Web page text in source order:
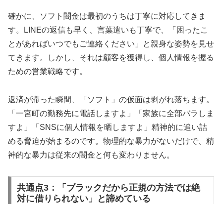
確かに、ソフト闇金は最初のうちは丁寧に対応してきま
す。LINEの返信も早く、言葉遣いも丁寧で、「困ったこ
とがあればいつでもご連絡ください」と親身な姿勢を見せ
てきます。しかし、それは顧客を獲得し、個人情報を握る
ための営業戦略です。
返済が滞った瞬間、「ソフト」の仮面は剥がれ落ちます。
「一宮町の勤務先に電話しますよ」「家族に全部バラしま
すよ」「SNSに個人情報を晒しますよ」精神的に追い詰
める脅迫が始まるのです。物理的な暴力がないだけで、精
神的な暴力は従来の闇金と何も変わりません。
共通点3：「ブラックだから正規の方法では絶
対に借りられない」と諦めている